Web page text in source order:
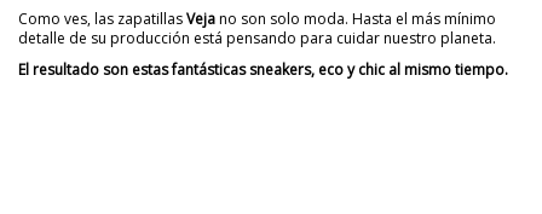
Como ves, las zapatillasVejano son solo moda. Hasta el más mínimo
detalle de su producción está pensando para cuidar nuestro planeta.
El resultado son estas fantásticas sneakers, eco y chic al mismo tiempo.